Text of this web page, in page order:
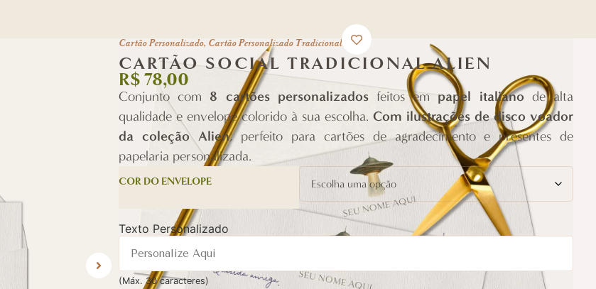
Cartão Personalizado, Cartão Personalizado Tradicional
CARTÃO SOCIAL TRADICIONAL ALIEN
R$78,00
Conjunto com 8 cartões personalizadosfeitos em papel italiano de alta
qualidade e envelope colorido à sua escolha. Com ilustrações de disco voador
da coleção Alien, perfeito para cartões de agradecimento e presentes de
papelaria personalizada.
COR DO ENVELOPE
Texto Personalizado
(Máx. 30 caracteres)